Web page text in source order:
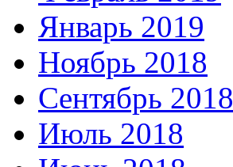
Январь 2019
Ноябрь 2018
Сентябрь 2018
Июль 2018